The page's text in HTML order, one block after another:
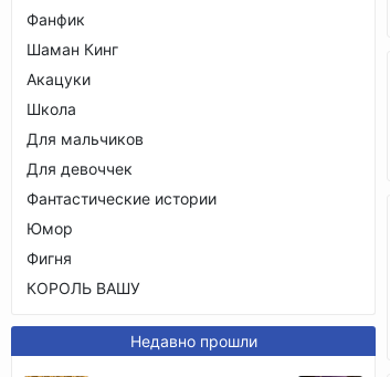
Фанфик
Шаман Кинг
Акацуки
Школа
Для мальчиков
Для девоччек
Фантастические истории
Юмор
Фигня
КОРОЛЬ ВАШУ
Недавно прошли